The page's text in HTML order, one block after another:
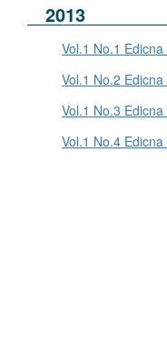
2013
Vol.1 No.1
Vol.1 No.2
Vol.1 No.3
Vol.1 No.4